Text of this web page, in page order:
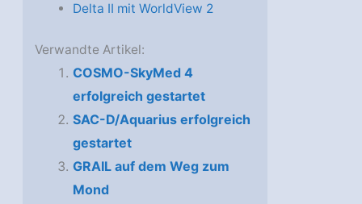
Delta II mit WorldView 2
Verwandte Artikel:
COSMO-SkyMed 4
erfolgreich gestartet
SAC-D/Aquarius erfolgreich
gestartet
GRAIL auf dem Weg zum
Mond